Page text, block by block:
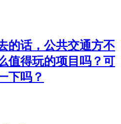
的话，公共交通方不
值得玩的项目吗？可
下吗？